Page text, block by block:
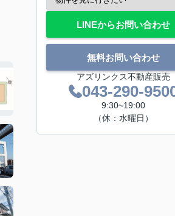
LINEからお問い合わせ
無料お問い合わせ
アズリンクス不動産販売
043-290-
9:30~19:00
（休：水曜日）